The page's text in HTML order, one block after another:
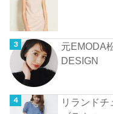
元EMODA
DESIGN
リランド